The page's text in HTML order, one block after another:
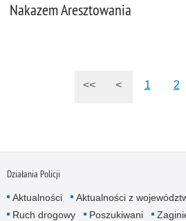
Nakazem Aresztowania
<< < 1 2
Działania Policji
Aktualności Aktualności z
Ruch drogowy
Poszukiwani